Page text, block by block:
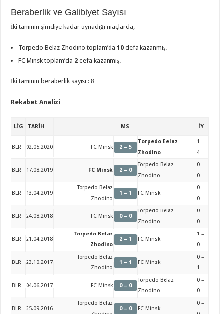
Beraberlik ve Galibiyet Sayısı
İki tamının şimdiye kadar oynadığı maçlarda;
Torpedo Belaz Zhodino toplam’da10 defa kazanmış.
FC Minsk toplam’da 2 defa kazanmış.
İki tamının beraberlik sayısı : 8
Rekabet Analizi
LİG TARİH MS İY
BLR 02.05.2020 FC Minsk 2 – 5
Torpedo Belaz
Zhodino
1 –
4
BLR 17.08.2019 FC Minsk 2 – 0
Torpedo Belaz
Zhodino
0 –
0
BLR 13.04.2019
Torpedo Belaz
Zhodino
1 – 1 FC Minsk
0 –
0
BLR 24.08.2018 FC Minsk 0 – 0
Torpedo Belaz
Zhodino
0 –
0
BLR 21.04.2018
Torpedo Belaz
Zhodino
2 – 1 FC Minsk
1 –
0
BLR 23.10.2017
Torpedo Belaz
Zhodino
1 – 1 FC Minsk
0 –
1
BLR 04.06.2017 FC Minsk 0 – 0
Torpedo Belaz
Zhodino
0 –
0
BLR 25.09.2016
Torpedo Belaz
0 – 0 FC Minsk
0 –